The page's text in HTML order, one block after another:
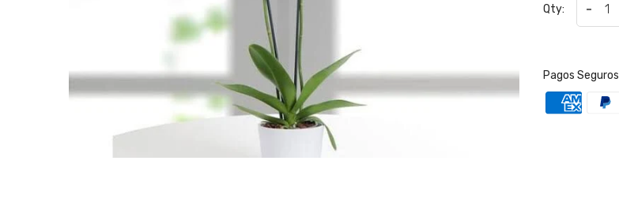
Qty: -
Pagos Seguros